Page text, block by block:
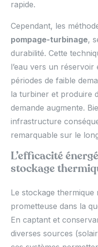
rapide.
Cependant, les
pompage-turbinage,
durabilité. Cette
l’eau vers un
périodes de faible
la turbiner et produire
demande augmente.
infrastructure
remarquable sur le
L’efficacité
stockage
Le stockage
prometteuse dans la
En captant et
diverses sources